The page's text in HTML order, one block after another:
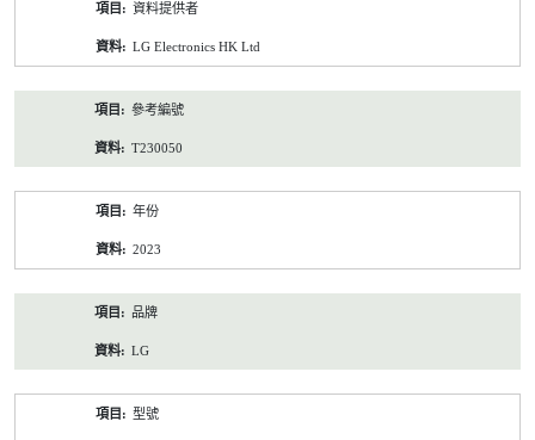
資料提供者
LG Electronics HK Ltd
參考編號
T230050
年份
2023
品牌
LG
型號